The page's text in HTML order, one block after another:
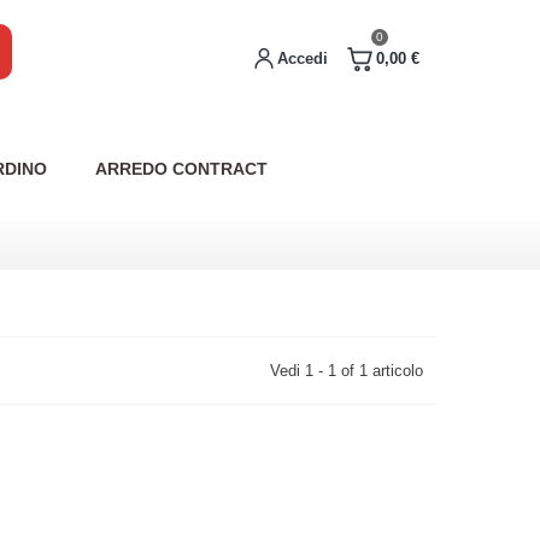
0
0,00 €
Accedi
ARREDO CONTRACT
Vedi 1 - 1 of 1 articolo